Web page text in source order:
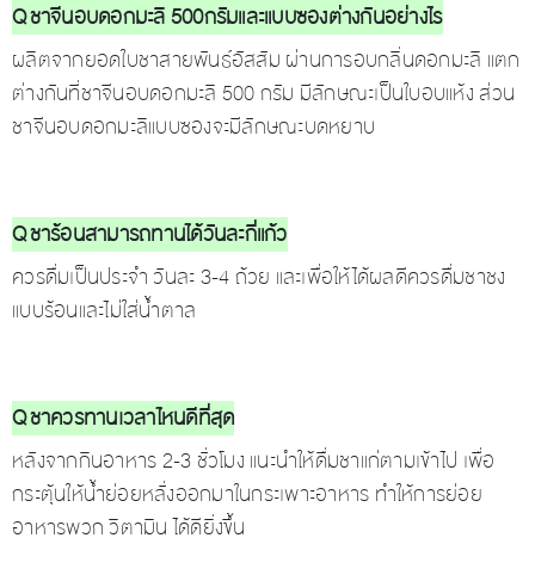
Q ชาจีนอบดอกมะลิ 500กรัมและแบบซองต่างกันอย่างไร
ผลิตจากยอดใบชาสายพันธ์อัสสัม ผ่านการอบกลิ่นดอกมะลิ แตก
ต่างกันที่ชาจีนอบดอกมะลิ 500 กรัม มีลักษณะเป็นใบอบแห้ง ส่วน
ชาจีนอบดอกมะลิแบบซองจะมีลักษณะบดหยาบ
Q ชาร้อนสามารถทานได้วันละกี่แก้ว
ควรดื่มเป็นประจำ วันละ 3-4 ถ้วย และเพื่อให้ได้ผลดีควรดื่มชาชง
แบบร้อนและไม่ใส่น้ำตาล
Q ชาควรทานเวลาไหนดีที่สุด
หลังจากกินอาหาร 2-3 ชั่วโมง แนะนำให้ดื่มชาแก่ตามเข้าไป เพื่อ
กระตุ้นให้น้ำย่อยหลั่งออกมาในกระเพาะอาหาร ทำให้การย่อย
อาหารพวก วิตามิน ได้ดียิ่งขึ้น